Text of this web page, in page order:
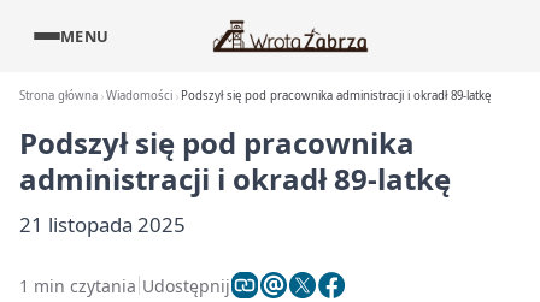
MENU
Strona główna Wiadomości Podszył się pod pracownika administracji i okradł 89‑latkę
Podszył się pod pracownika
administracji i okradł 89‑latkę
21 listopada 2025
1 min czytania Udostępnij